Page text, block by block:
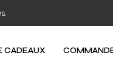
CADEAUX